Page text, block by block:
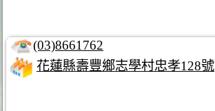
(03)8661762
花蓮縣壽豐鄉志學村忠孝128號